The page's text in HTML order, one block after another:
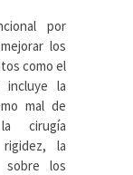
por
los
como el
incluye la
mal de
cirugía
la
los